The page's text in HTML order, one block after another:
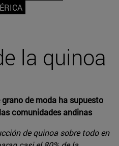
la quinoa
de moda ha supuesto
comunidades andinas
de quinoa sobre todo en